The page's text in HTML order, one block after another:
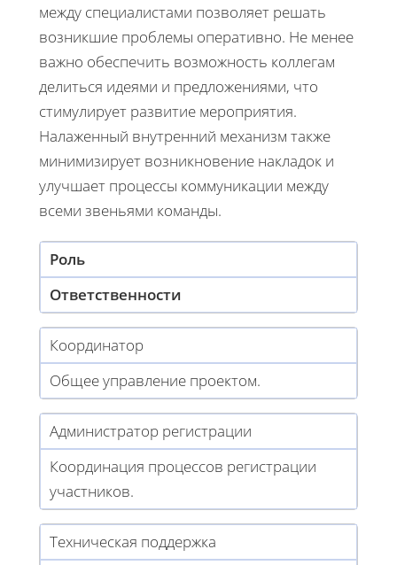
между специалистами позволяет решать
возникшие проблемы оперативно. Не менее
важно обеспечить возможность коллегам
делиться идеями и предложениями, что
стимулирует развитие мероприятия.
Налаженный внутренний механизм также
минимизирует возникновение накладок и
улучшает процессы коммуникации между
всеми звеньями команды.
Роль
Ответственности
Координатор
Общее управление проектом.
Администратор регистрации
Координация процессов регистрации
участников.
Техническая поддержка